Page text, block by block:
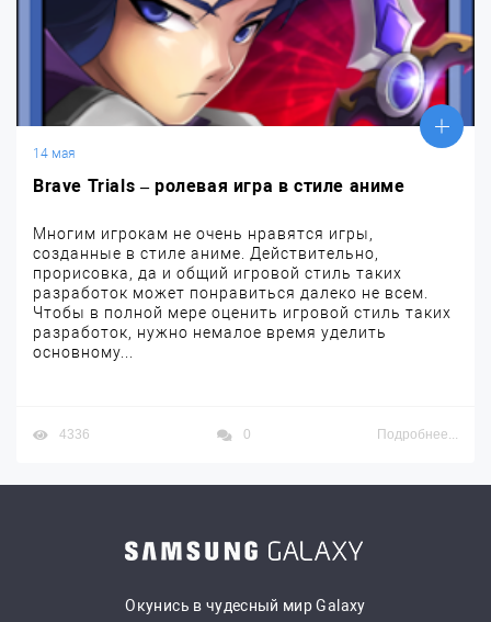
14 мая
Brave Trials – ролевая игра в стиле аниме
Многим игрокам не очень нравятся игры,
созданные в стиле аниме. Действительно,
прорисовка, да и общий игровой стиль таких
разработок может понравиться далеко не всем.
Чтобы в полной мере оценить игровой стиль таких
разработок, нужно немалое время уделить
основному...
4336 0 Подробнее...
Окунись в чудесный мир Galaxy